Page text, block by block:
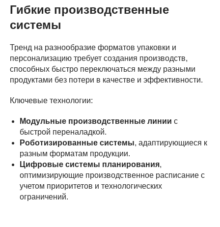
Гибкие производственные
системы
Тренд на разнообразие форматов упаковки и
персонализацию требует создания производств,
способных быстро переключаться между разными
продуктами без потери в качестве и эффективности.
Ключевые технологии:
Модульные производственные линии с
быстрой переналадкой.
Роботизированные системы, адаптирующиеся к
разным форматам продукции.
Цифровые системы планирования,
оптимизирующие производственное расписание с
учетом приоритетов и технологических
ограничений.